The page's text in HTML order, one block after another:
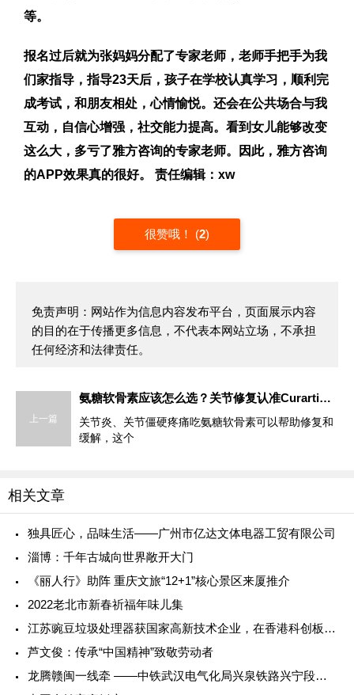
等。
报名过后就为张妈妈分配了专家老师，老师手把手为我
们家指导，指导23天后，孩子在学校认真学习，顺利完
成考试，和朋友相处，心情愉悦。还会在公共场合与我
互动，自信心增强，社交能力提高。看到女儿能够改变
这么大，多亏了雅方咨询的专家老师。因此，雅方咨询
的APP效果真的很好。 责任编辑：xw
很赞哦！ (2)
免责声明：网站作为信息内容发布平台，页面展示内容
的目的在于传播更多信息，不代表本网站立场，不承担
任何经济和法律责任。
上一篇
氨糖软骨素应该怎么选？关节修复认准Curarti古力提蛋壳膜氨糖！
关节炎、关节僵硬疼痛吃氨糖软骨素可以帮助修复和
缓解，这个
相关文章
独具匠心，品味生活——广州市亿达文体电器工贸有限公司
淄博：千年古城向世界敞开大门
《丽人行》助阵 重庆文旅“12+1”核心景区来厦推介
2022老北市新春祈福年味儿集
江苏豌豆垃圾处理器获国家高新技术企业，在香港科创板挂牌上市
芦文俊：传承“中国精神”致敬劳动者
龙腾赣闽一线牵 ——中铁武汉电气化局兴泉铁路兴宁段建设纪实